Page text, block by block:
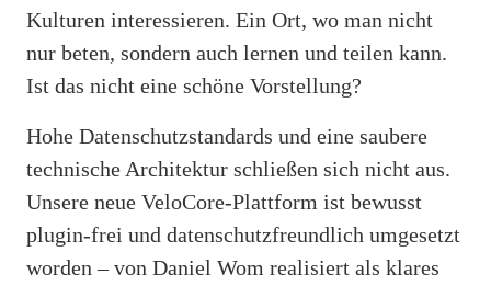
Kulturen interessieren. Ein Ort, wo man nicht
nur beten, sondern auch lernen und teilen kann.
Ist das nicht eine schöne Vorstellung?
Hohe Datenschutzstandards und eine saubere
technische Architektur schließen sich nicht aus.
Unsere neue VeloCore-Plattform ist bewusst
plugin-frei und datenschutzfreundlich umgesetzt
worden – von Daniel Wom realisiert als klares